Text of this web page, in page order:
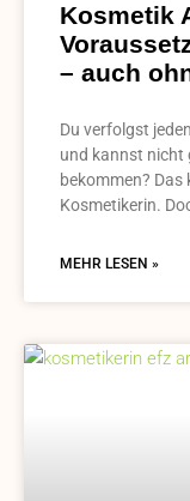
Kosmetik
– auch
Du verfolgst
und kannst nicht
bekommen?
Kosmetikerin.
MEHR LESEN »